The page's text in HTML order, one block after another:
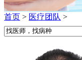
首页 > 医疗团队 >